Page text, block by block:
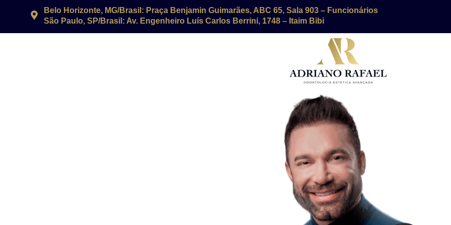
Belo Horizonte, MG/Brasil: Praça Benjamin Guimarães, ABC 65, Sala 903 – Funcionários
São Paulo, SP/Brasil: Av. Engenheiro Luís Carlos Berrini, 1748 – Itaim Bibi